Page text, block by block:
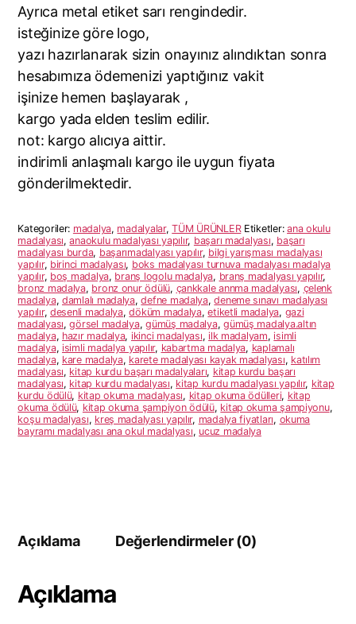
Ayrıca metal etiket sarı rengindedir.
isteğinize göre logo,
yazı hazırlanarak sizin onayınız alındıktan sonra
hesabımıza ödemenizi yaptığınız vakit
işinize hemen başlayarak ,
kargo yada elden teslim edilir.
not: kargo alıcıya aittir.
indirimli anlaşmalı kargo ile uygun fiyata
gönderilmektedir.
Kategoriler: madalya, madalyalar,TÜM ÜRÜNLER Etiketler:ana okulu
madalyası,anaokulu madalyası yapılır, başarı madalyası, başarı
madalyası burda, başarımadalyası yapılır, bilgi yarışması madalyası
yapılır, birinci madalyası, boks madalyası turnuva madalyası madalya
yapılır, boş madalya, branş logolu madalya, branş madalyası yapılır,
bronz madalya, bronz onur ödülü, çankkale annma madalyası, çelenk
madalya, damlalı madalya,defne madalya,deneme sınavı madalyası
yapılır, desenli madalya,döküm madalya,etiketli madalya, gazi
madalyası,görsel madalya,gümüş madalya,gümüş madalya.altın
madalya, hazır madalya, ikinci madalyası,ilk madalyam,isimli
madalya, isimli madalya yapılır, kabartma madalya, kaplamalı
madalya, kare madalya, karete madalyası kayak madalyası, katılım
madalyası, kitap kurdu başarı madalyaları, kitap kurdu başarı
madalyası, kitap kurdu madalyası, kitap kurdu madalyası yapılır, kitap
kurdu ödülü, kitap okuma madalyası, kitap okuma ödülleri, kitap
okuma ödülü, kitap okuma şampiyon ödülü, kitap okuma şampiyonu,
koşu madalyası, kreş madalyası yapılır, madalya fiyatları, okuma
bayramı madalyası ana okul madalyası, ucuz madalya
Açıklama Değerlendirmeler (0)
Açıklama